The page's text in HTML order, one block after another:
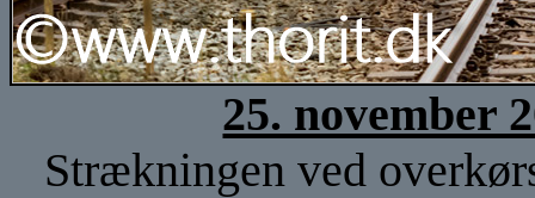
25. november
Strækningen ved